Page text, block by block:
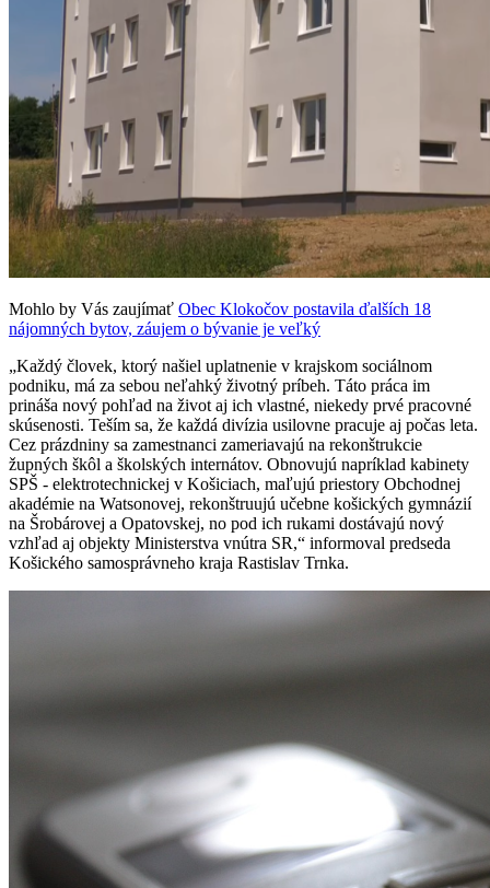
Mohlo by Vás zaujímať Obec Klokočov postavila ďalších 18
nájomných bytov, záujem o bývanie je veľký
„Každý človek, ktorý našiel uplatnenie v krajskom sociálnom
podniku, má za sebou neľahký životný príbeh. Táto práca im
prináša nový pohľad na život aj ich vlastné, niekedy prvé pracovné
skúsenosti. Teším sa, že každá divízia usilovne pracuje aj počas leta.
Cez prázdniny sa zamestnanci zameriavajú na rekonštrukcie
župných škôl a školských internátov. Obnovujú napríklad kabinety
SPŠ - elektrotechnickej v Košiciach, maľujú priestory Obchodnej
akadémie na Watsonovej, rekonštruujú učebne košických gymnázií
na Šrobárovej a Opatovskej, no pod ich rukami dostávajú nový
vzhľad aj objekty Ministerstva vnútra SR,“ informoval predseda
Košického samosprávneho kraja Rastislav Trnka.